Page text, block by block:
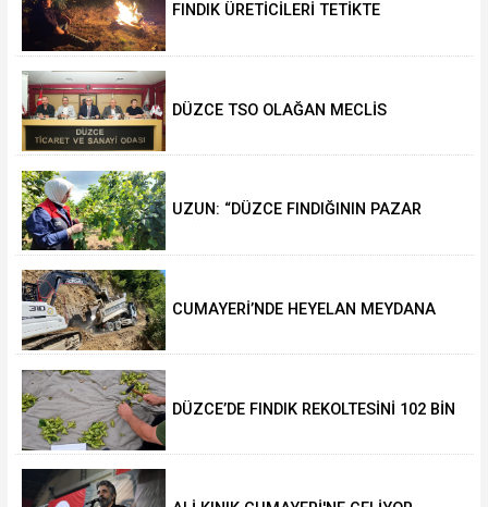
FINDIK ÜRETİCİLERİ TETİKTE
DÜZCE TSO OLAĞAN MECLİS
UZUN: “DÜZCE FINDIĞININ PAZAR
CUMAYERİ’NDE HEYELAN MEYDANA
DÜZCE’DE FINDIK REKOLTESİNİ 102 BİN